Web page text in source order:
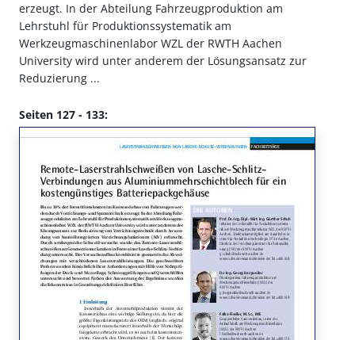
erzeugt. In der Abteilung Fahrzeugproduktion am
Lehrstuhl für Produktionssystematik am
Werkzeugmaschinenlabor WZL der RWTH Aachen
University wird unter anderem der Lösungsansatz zur
Reduzierung ...
Seiten 127 - 133: